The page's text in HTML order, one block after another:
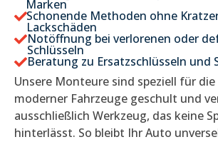
Marken
Schonende Methoden ohne
Lackschäden
Notöffnung bei verlorenen oder
Schlüsseln
Beratung zu Ersatzschlüsseln und
Unsere Monteure sind speziell für
moderner Fahrzeuge geschult und
ausschließlich Werkzeug, das keine
hinterlässt. So bleibt Ihr Auto